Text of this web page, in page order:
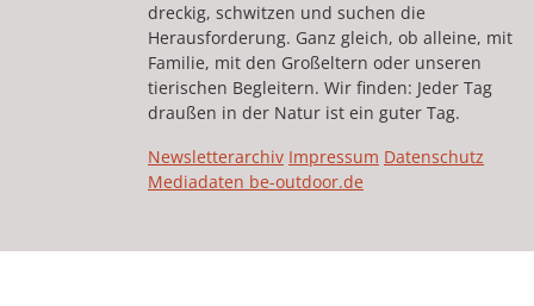
dreckig, schwitzen und suchen die
Herausforderung. Ganz gleich, ob alleine, mit
Familie, mit den Großeltern oder unseren
tierischen Begleitern. Wir finden: Jeder Tag
draußen in der Natur ist ein guter Tag.
Newsletterarchiv Impressum Datenschutz
Mediadaten be-outdoor.de